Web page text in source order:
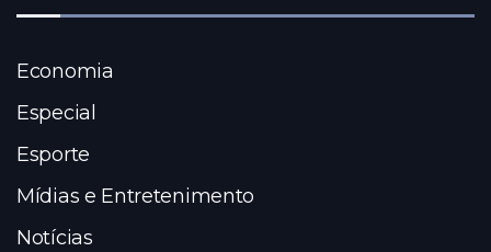
Economia
Especial
Esporte
Mídias e Entretenimento
Notícias